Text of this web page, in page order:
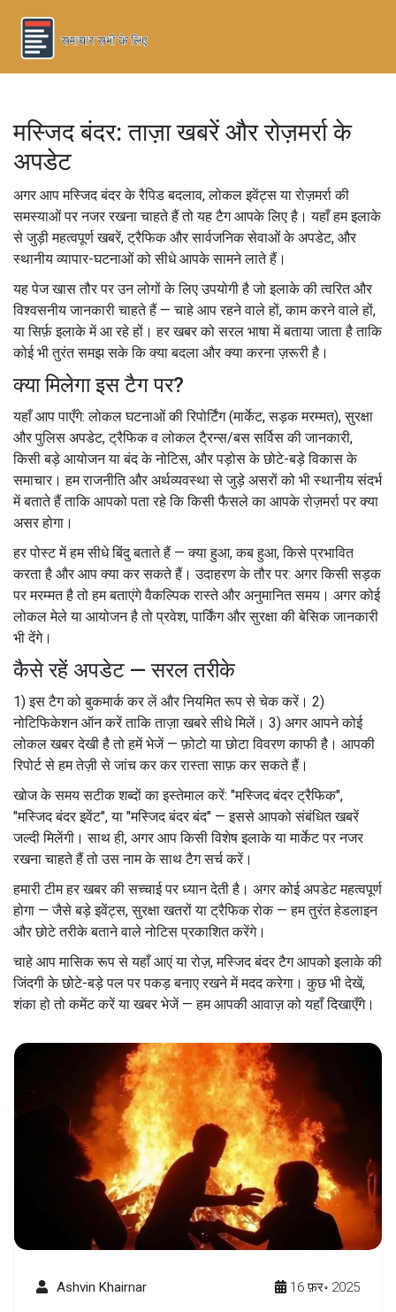
मस्जिद बंदर: ताज़ा खबरें और रोज़मर्रा के
अपडेट
अगर आप मस्जिद बंदर के रैपिड बदलाव, लोकल इवेंट्स या रोज़मर्रा की
समस्याओं पर नजर रखना चाहते हैं तो यह टैग आपके लिए है। यहाँ हम इलाके
से जुड़ी महत्वपूर्ण खबरें, ट्रैफिक और सार्वजनिक सेवाओं के अपडेट, और
स्थानीय व्यापार-घटनाओं को सीधे आपके सामने लाते हैं।
यह पेज खास तौर पर उन लोगों के लिए उपयोगी है जो इलाके की त्वरित और
विश्वसनीय जानकारी चाहते हैं — चाहे आप रहने वाले हों, काम करने वाले हों,
या सिर्फ़ इलाके में आ रहे हों। हर खबर को सरल भाषा में बताया जाता है ताकि
कोई भी तुरंत समझ सके कि क्या बदला और क्या करना ज़रूरी है।
क्या मिलेगा इस टैग पर?
यहाँ आप पाएँगे: लोकल घटनाओं की रिपोर्टिंग (मार्केट, सड़क मरम्मत), सुरक्षा
और पुलिस अपडेट, ट्रैफिक व लोकल टै्रन्स/बस सर्विस की जानकारी,
किसी बड़े आयोजन या बंद के नोटिस, और पड़ोस के छोटे-बड़े विकास के
समाचार। हम राजनीति और अर्थव्यवस्था से जुड़े असरों को भी स्थानीय संदर्भ
में बताते हैं ताकि आपको पता रहे कि किसी फैसले का आपके रोज़मर्रा पर क्या
असर होगा।
हर पोस्ट में हम सीधे बिंदु बताते हैं — क्या हुआ, कब हुआ, किसे प्रभावित
करता है और आप क्या कर सकते हैं। उदाहरण के तौर पर: अगर किसी सड़क
पर मरम्मत है तो हम बताएंगे वैकल्पिक रास्ते और अनुमानित समय। अगर कोई
लोकल मेले या आयोजन है तो प्रवेश, पार्किंग और सुरक्षा की बेसिक जानकारी
भी देंगे।
कैसे रहें अपडेट — सरल तरीके
1) इस टैग को बुकमार्क कर लें और नियमित रूप से चेक करें। 2)
नोटिफिकेशन ऑन करें ताकि ताज़ा खबरे सीधे मिलें। 3) अगर आपने कोई
लोकल खबर देखी है तो हमें भेजें — फ़ोटो या छोटा विवरण काफी है। आपकी
रिपोर्ट से हम तेज़ी से जांच कर कर रास्ता साफ़ कर सकते हैं।
खोज के समय सटीक शब्दों का इस्तेमाल करें: "मस्जिद बंदर ट्रैफिक",
"मस्जिद बंदर इवेंट", या "मस्जिद बंदर बंद" — इससे आपको संबंधित खबरें
जल्दी मिलेंगी। साथ ही, अगर आप किसी विशेष इलाके या मार्केट पर नजर
रखना चाहते हैं तो उस नाम के साथ टैग सर्च करें।
हमारी टीम हर खबर की सच्चाई पर ध्यान देती है। अगर कोई अपडेट महत्वपूर्ण
होगा — जैसे बड़े इवेंट्स, सुरक्षा खतरों या ट्रैफिक रोक — हम तुरंत हेडलाइन
और छोटे तरीके बताने वाले नोटिस प्रकाशित करेंगे।
चाहे आप मासिक रूप से यहाँ आएं या रोज़, मस्जिद बंदर टैग आपको इलाके की
जिंदगी के छोटे-बड़े पल पर पकड़ बनाए रखने में मदद करेगा। कुछ भी देखें,
शंका हो तो कमेंट करें या खबर भेजें — हम आपकी आवाज़ को यहाँ दिखाएँगे।
Ashvin Khairnar 16 फ़र॰ 2025